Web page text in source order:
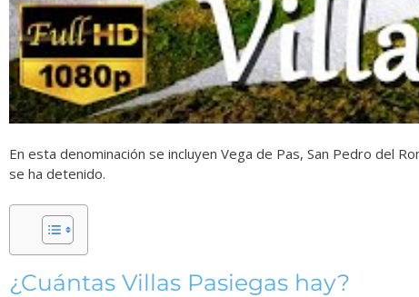
En esta denominación se incluyen Vega de Pas, San Pedro del
se ha detenido.
¿Cuántas Villas Pasiegas hay?